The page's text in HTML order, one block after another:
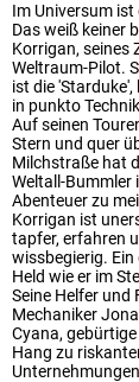
Im Universum ist
Das weiß keiner
Korrigan, seines
Weltraum-Pilot.
ist die
in punkto
Auf seinen
Stern und quer
Milchstraße hat
Weltall-Bummler
Abenteuer zu
Korrigan ist
tapfer, erfahren
wissbegierig.
Held wie er im
Seine Helfer und
Mechaniker
Cyana,
Hang zu